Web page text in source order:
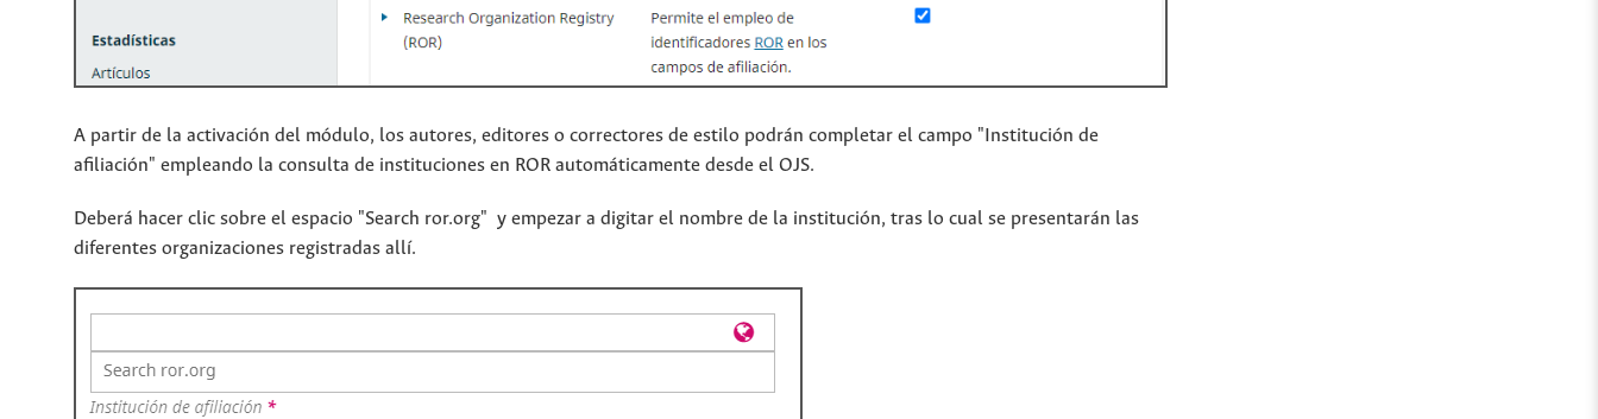
A partir de la activación del módulo, los autores, editores o correctores de estilo podrán completar el campo "Institución de
afiliación" empleando la consulta de instituciones en ROR automáticamente desde el OJS.
Deberá hacer clic sobre el espacio "Search ror.org" y empezar a digitar el nombre de la institución, tras lo cual se presentarán las
diferentes organizaciones registradas allí.